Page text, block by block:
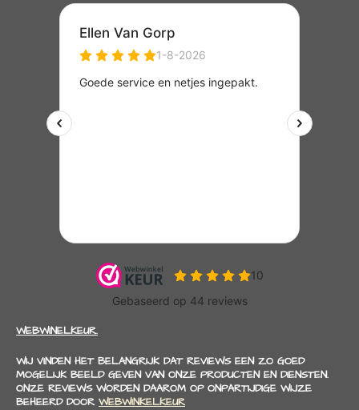
WEBWINELKEUR.
WIJ VINDEN HET BELANGRIJK DAT REVIEWS EEN ZO GOED
MOGELIJK BEELD GEVEN VAN ONZE PRODUCTEN EN DIENSTEN.
ONZE REVIEWS WORDEN DAAROM OP ONPARTIJDIGE WIJZE
BEHEERD DOOR WEBWINKELKEUR